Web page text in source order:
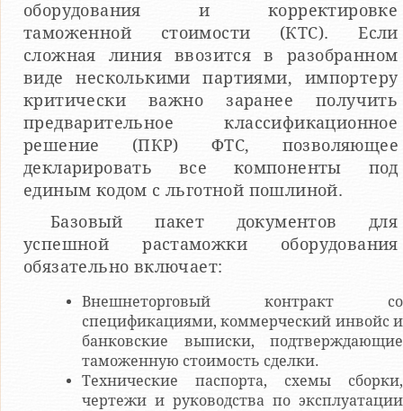
оборудования и корректировке
таможенной стоимости (КТС). Если
сложная линия ввозится в разобранном
виде несколькими партиями, импортеру
критически важно заранее получить
предварительное классификационное
решение (ПКР) ФТС, позволяющее
декларировать все компоненты под
единым кодом с льготной пошлиной.
Базовый пакет документов для
успешной растаможки оборудования
обязательно включает:
Внешнеторговый контракт со
спецификациями, коммерческий инвойс и
банковские выписки, подтверждающие
таможенную стоимость сделки.
Технические паспорта, схемы сборки,
чертежи и руководства по эксплуатации